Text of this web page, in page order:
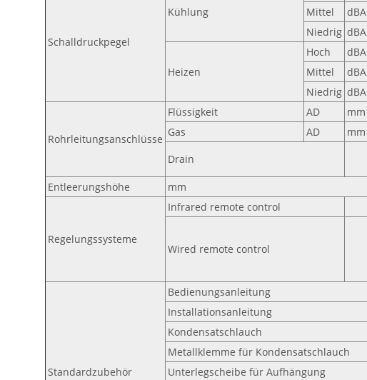
Schalldruckpegel
Kühlung
Mittel
dBA
Niedrig dBA
Heizen
Hoch dBA
Mittel
dBA
Niedrig dBA
Rohrleitungsanschlüsse
Flüssigkeit AD mm
Gas
AD mm
Drain
Entleerungshöhe
mm
Regelungssysteme
Infrared remote control
Wired remote control
Standardzubehör
Bedienungsanleitung
Installationsanleitung
Kondensatschlauch
Metallklemme für Kondensatschlauch
Unterlegscheibe für Aufhängung